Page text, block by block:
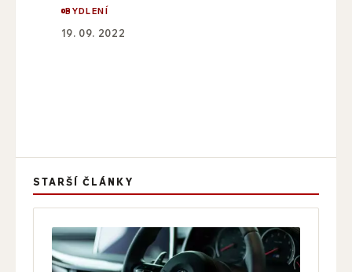
BYDLENÍ
19. 09. 2022
STARŠÍ ČLÁNKY